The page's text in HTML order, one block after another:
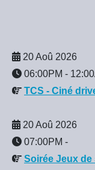
20 Aoû 2026
06:00PM -
TCS - Ciné
20 Aoû 2026
07:00PM -
Soirée Jeux de